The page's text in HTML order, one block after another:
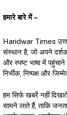
हमारे बारे में –
Haridwar Times
संस्थान है, जो अपने
और स्पष्ट भाषा में पहुंचाने
निर्भीक, निष्पक्ष और
हम सिर्फ खबरें नहीं
सामने लाते हैं, ताकि